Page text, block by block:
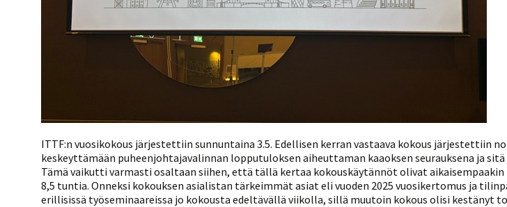
ITTF:n vuosikokous järjestettiin sunnuntaina 3.5. Edellisen kerran vastaava kokous järjestettiin
keskeyttämään puheenjohtajavalinnan lopputuloksen aiheuttaman kaaoksen seurauksena ja
Tämä vaikutti varmasti osaltaan siihen, että tällä kertaa kokouskäytännöt olivat
8,5 tuntia. Onneksi kokouksen asialistan tärkeimmät asiat eli vuoden 2025 vuosikertomus ja
erillisissä työseminaareissa jo kokousta edeltävällä viikolla, sillä muutoin kokous olisi kestänyt